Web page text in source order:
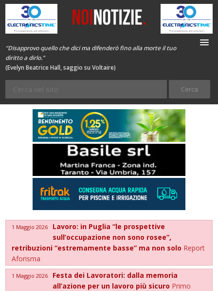
“Disapprovo quello che dici ma difenderò fino alla morte il tuo
diritto a dirlo.”
(Evelyn Beatrice Hall, saggio su Voltaire)
1 Maggio 2026
Lavoro: in Puglia “le prospettive
sull’occupazione non sono rosee”,
retribuzioni “estremamente basse” ma non solo Report
Aforisma
1 Maggio 2026
Festa dei Lavoratori: dalla memoria
all’azione per un lavoro più sicuro Primo